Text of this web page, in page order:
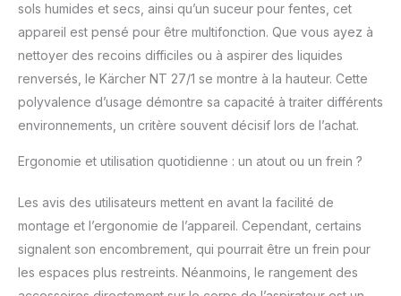
sols humides et secs, ainsi qu’un suceur pour fentes, cet
appareil est pensé pour être multifonction. Que vous ayez à
nettoyer des recoins difficiles ou à aspirer des liquides
renversés, le Kärcher NT 27/1 se montre à la hauteur. Cette
polyvalence d’usage démontre sa capacité à traiter différents
environnements, un critère souvent décisif lors de l’achat.
Ergonomie et utilisation quotidienne : un atout ou un frein ?
Les avis des utilisateurs mettent en avant la facilité de
montage et l’ergonomie de l’appareil. Cependant, certains
signalent son encombrement, qui pourrait être un frein pour
les espaces plus restreints. Néanmoins, le rangement des